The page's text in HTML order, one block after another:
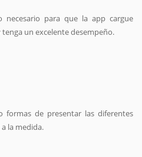
necesario para que la app cargue
un excelente desempeño.
formas de presentar las diferentes
la medida.